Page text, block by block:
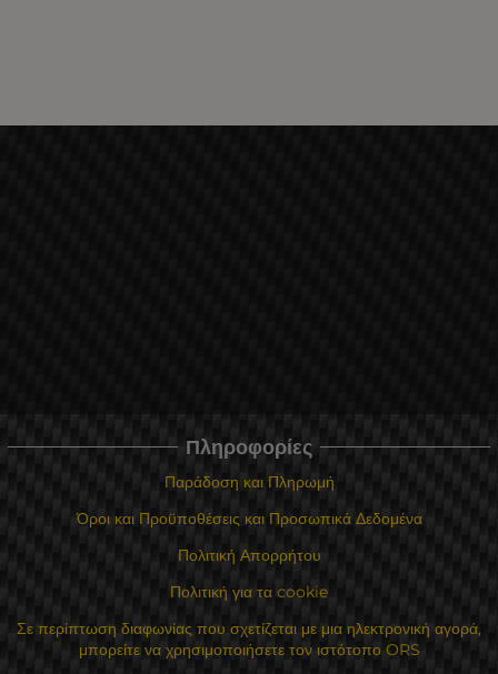
Πληροφορίες
Παράδοση και Πληρωμή
Όροι και Προϋποθέσεις και Προσωπικά Δεδομένα
Πολιτική Απορρήτου
Πολιτική για τα cookie
Σε περίπτωση διαφωνίας που σχετίζεται με μια ηλεκτρονική αγορά,
μπορείτε να χρησιμοποιήσετε τον ιστότοπο ORS